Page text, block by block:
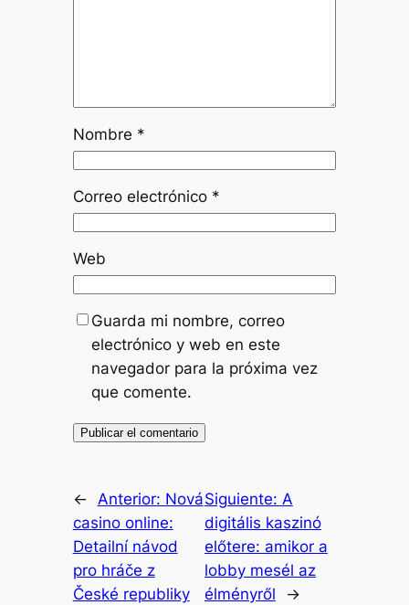
Nombre *
Correo electrónico *
Web
Guarda mi nombre, correo
electrónico y web en este
navegador para la próxima vez
que comente.
← Anterior: Nová
casino online:
Detailní návod
pro hráče z
České republiky
Siguiente: A
digitális kaszinó
előtere: amikor a
lobby mesél az
élményről
→